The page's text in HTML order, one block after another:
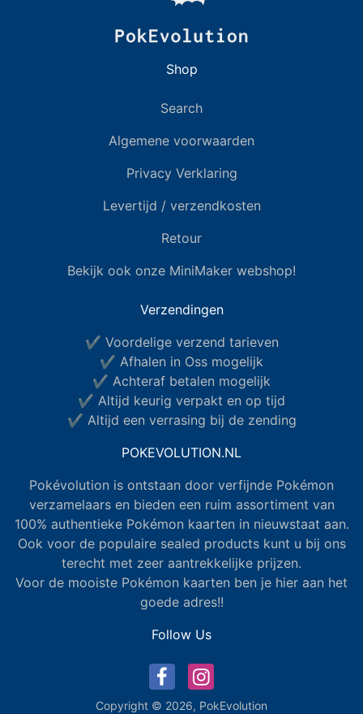
Shop
Search
Algemene voorwaarden
Privacy Verklaring
Levertijd / verzendkosten
Retour
Bekijk ook onze MiniMaker webshop!
Verzendingen
✔ Voordelige verzend tarieven
✔ Afhalen in Oss mogelijk
✔ Achteraf betalen mogelijk
✔ Altijd keurig verpakt en op tijd
✔ Altijd een verrasing bij de zending
POKEVOLUTION.NL
Pokévolution is ontstaan door verfijnde Pokémon
verzamelaars en bieden een ruim assortiment van
100% authentieke Pokémon kaarten in nieuwstaat aan.
Ook voor de populaire sealed products kunt u bij ons
terecht met zeer aantrekkelijke prijzen.
Voor de mooiste Pokémon kaarten ben je hier aan het
goede adres!!
Follow Us
Copyright © 2026, PokEvolution